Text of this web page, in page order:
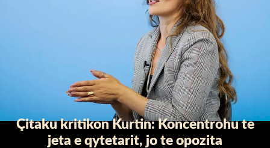
Çitaku kritikon Kurtin: Koncentrohu te
jeta e qytetarit, jo te opozita